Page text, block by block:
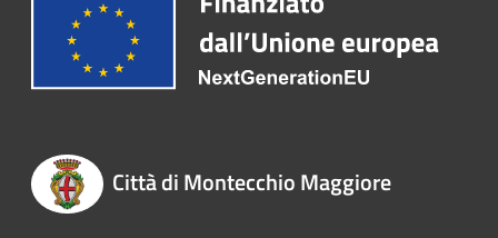
Città di Montecchio Maggiore